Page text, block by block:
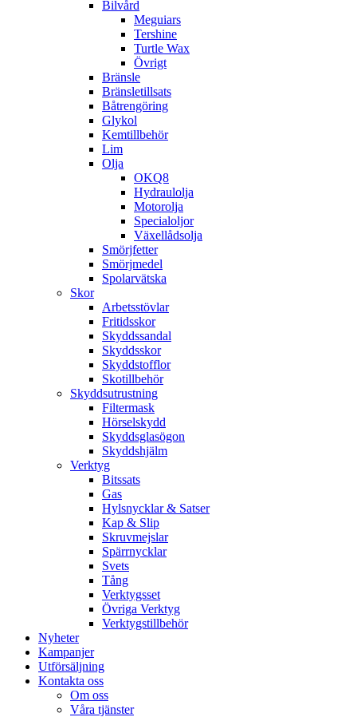
Bilvård
Meguiars
Tershine
Turtle Wax
Övrigt
Bränsle
Bränsletillsats
Båtrengöring
Glykol
Kemtillbehör
Lim
Olja
OKQ8
Hydraulolja
Motorolja
Specialoljor
Växellådsolja
Smörjfetter
Smörjmedel
Spolarvätska
Skor
Arbetsstövlar
Fritidsskor
Skyddssandal
Skyddsskor
Skyddstofflor
Skotillbehör
Skyddsutrustning
Filtermask
Hörselskydd
Skyddsglasögon
Skyddshjälm
Verktyg
Bitssats
Gas
Hylsnycklar & Satser
Kap & Slip
Skruvmejslar
Spärrnycklar
Svets
Tång
Verktygsset
Övriga Verktyg
Verktygstillbehör
Nyheter
Kampanjer
Utförsäljning
Kontakta oss
Om oss
Våra tjänster